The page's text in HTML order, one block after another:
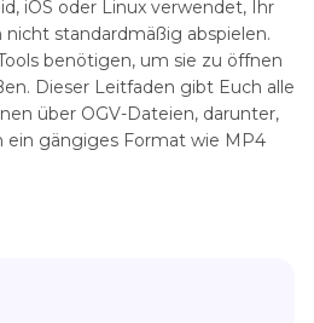
iOS oder Linux verwendet, Ihr
nicht standardmäßig abspielen.
benötigen, um sie zu öffnen
Dieser Leitfaden gibt Euch alle
über OGV-Dateien, darunter,
ein gängiges Format wie MP4